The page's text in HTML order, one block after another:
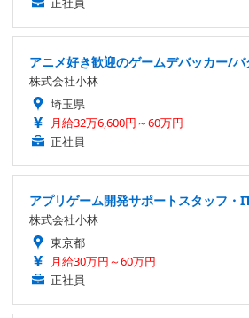
アニメ好き歓迎のゲームデバッカー/
株式会社小林
埼玉県
月給32万6,600円～60万円
正社員
アプリゲーム開発サポートスタッフ・
株式会社小林
東京都
月給30万円～60万円
正社員